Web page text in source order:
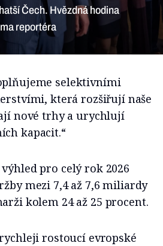
Čech. Hvězdná hodina
reportéra
selektivními
která rozšiřují naše
nové trhy a urychlují
kapacit.“
pro celý rok 2026
mezi 7,4 až 7,6 miliardy
kolem 24 až 25 procent.
rostoucí evropské